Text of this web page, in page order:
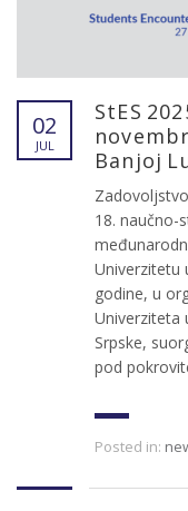
02
JUL
StES
Banjoj
18. naučno-
Univerzitetu
godine, u
Univerziteta
Srpske,
pod
Posted in: